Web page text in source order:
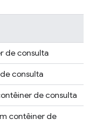
de consulta
consulta
de consulta
contêiner de